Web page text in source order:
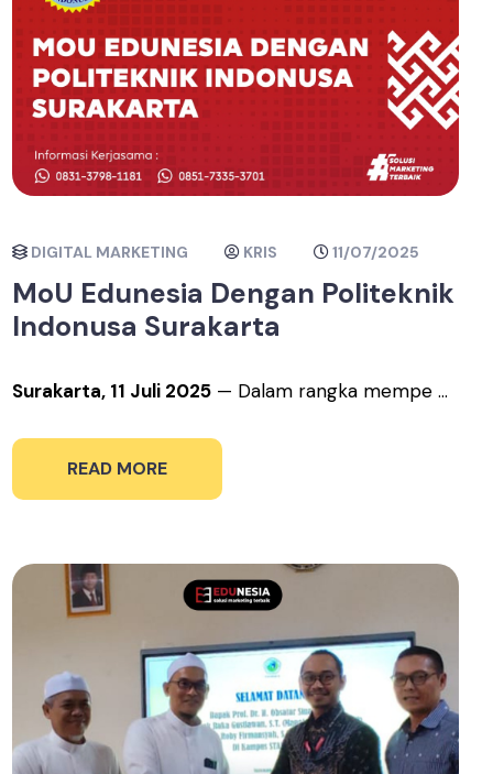
DIGITAL MARKETING KRIS 11/07/2025
MoU Edunesia Dengan Politeknik
Indonusa Surakarta
Surakarta, 11 Juli 2025 — Dalam rangka mempe ...
READ MORE